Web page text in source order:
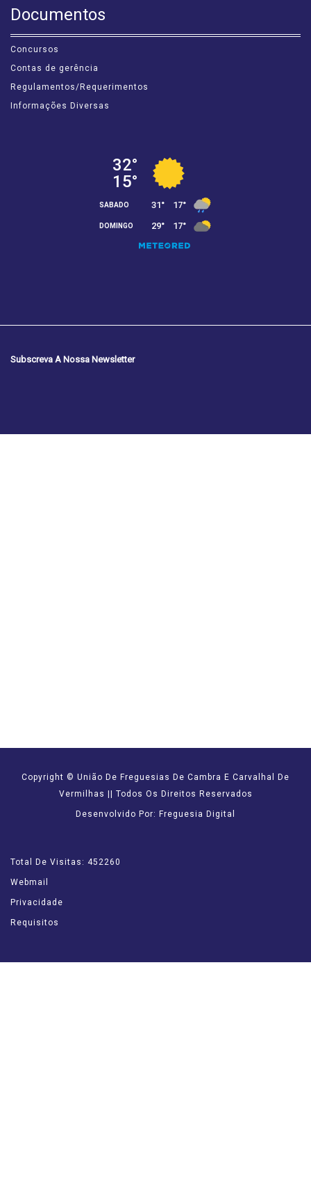
Documentos
Concursos
Contas de gerência
Regulamentos/Requerimentos
Informações Diversas
Subscreva A Nossa Newsletter
Copyright © União De Freguesias De Cambra E Carvalhal De
Vermilhas || Todos Os Direitos Reservados
Desenvolvido Por: Freguesia Digital
Total De Visitas: 452260
Webmail
Privacidade
Requisitos